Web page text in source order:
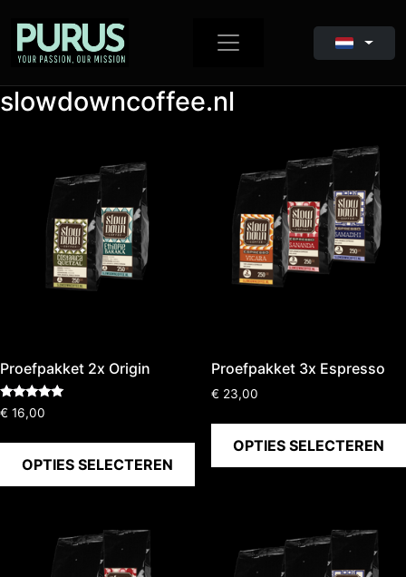
slowdowncoffee.nl
Proefpakket 2x Origin
Gewaardeerd
5.00
€ 16,00
OPTIES SELECTEREN
Proefpakket 3x Espresso
€ 23,00
OPTIES SELECTEREN